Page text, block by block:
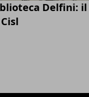
Delfini: il